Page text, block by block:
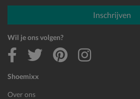
Shoemixx
Over ons
E-mailadres
Inschrijven
Wil je ons volgen?